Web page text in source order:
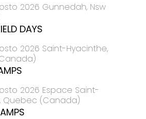
2026 Gunnedah, Nsw
DAYS
2026 Saint-Hyacinthe,
2026 Espace Saint-
Quebec (Canada)